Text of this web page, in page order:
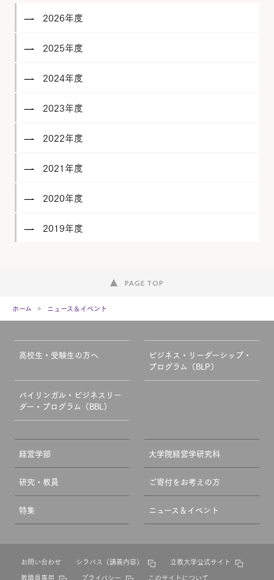
2026年度
2025年度
2024年度
2023年度
2022年度
2021年度
2020年度
2019年度
PAGE TOP
ホーム ニュース＆イベント
高校生・受験生の方へ
ビジネス・リーダーシップ・
プログラム（BLP）
バイリンガル・ビジネスリー
ダー・プログラム（BBL）
経営学部 大学院経営学研究科
研究・教員 ご寄付をお考えの方
特集 ニュース＆イベント
お問い合わせ シラバス（講義内容）
立教大学公式サイト
教職員専用
プライバシー このサイトについて